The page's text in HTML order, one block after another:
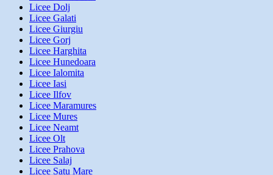
Licee Dolj
Licee Galati
Licee Giurgiu
Licee Gorj
Licee Harghita
Licee Hunedoara
Licee Ialomita
Licee Iasi
Licee Ilfov
Licee Maramures
Licee Mures
Licee Neamt
Licee Olt
Licee Prahova
Licee Salaj
Licee Satu Mare